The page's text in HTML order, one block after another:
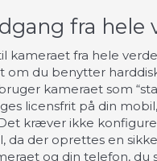
fra hele
kameraet fra hele
om du benytter
kameraet som
licensfrit på din
kræver ikke
da der oprettes en
og din telefon, du